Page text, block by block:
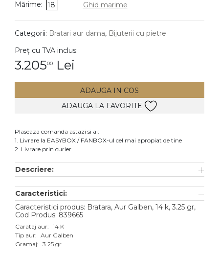
DIAMANTE Vezi toate
Cercei
Accesorii
Aur alb
Aur roz
Aur mixt
Mărime: 18 Ghid marime
Categorii: Bratari aur dama, Bijuterii cu pietre
Preț cu TVA inclus:
3.20500 Lei
ADAUGA IN COS
ADAUGA LA FAVORITE
Plaseaza comanda astazi si ai:
1. Livrare la EASYBOX / FANBOX-ul cel mai apropiat de tine
2. Livrare prin curier
Descriere:
Caracteristici:
Caracteristici produs: Bratara, Aur Galben, 14 k, 3.25 gr,
Cod Produs: 839665
Carataj aur: 14 K
Tip aur: Aur Galben
Gramaj: 3.25 gr